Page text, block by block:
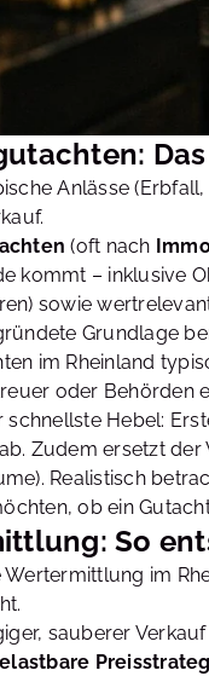
Anlässe
(oft nach
kommt – inklusive
sowie
Grundlage
im Rheinland
oder Behörden
Hebel:
Zudem ersetzt der
Realistisch
ob ein
So
im
sauberer